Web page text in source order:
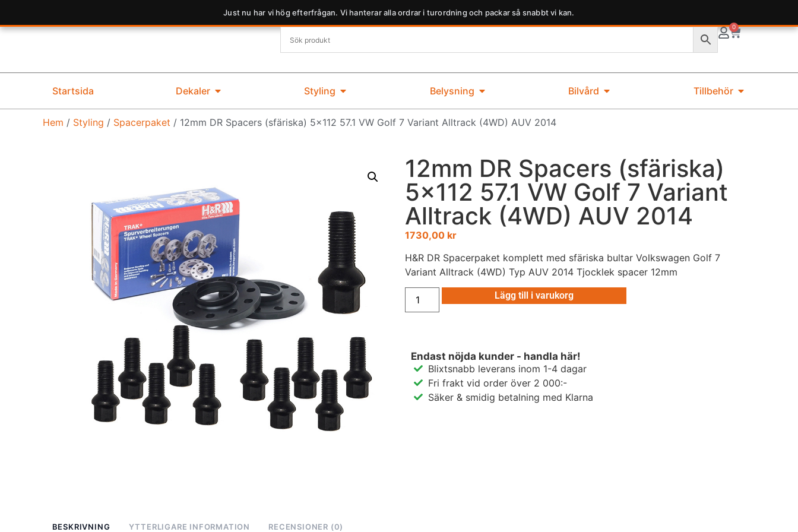
Just nu har vi hög efterfrågan. Vi hanterar alla ordrar i turordning och packar så snabbt vi kan.
0
Startsida Dekaler Styling Belysning Bilvård Tillbehör
Hem / Styling / Spacerpaket / 12mm DR Spacers (sfäriska) 5×112 57.1 VW Golf 7 Variant Alltrack (4WD) AUV 2014
12mm DR Spacers (sfäriska)
5×112 57.1 VW Golf 7 Variant
Alltrack (4WD) AUV 2014
1730,00 kr
H&R DR Spacerpaket komplett med sfäriska bultar Volkswagen Golf 7
Variant Alltrack (4WD) Typ AUV 2014 Tjocklek spacer 12mm
Lägg till i varukorg
Endast nöjda kunder - handla här!
Blixtsnabb leverans inom 1-4 dagar
Fri frakt vid order över 2 000:-
Säker & smidig betalning med Klarna
BESKRIVNING YTTERLIGARE INFORMATION RECENSIONER (0)